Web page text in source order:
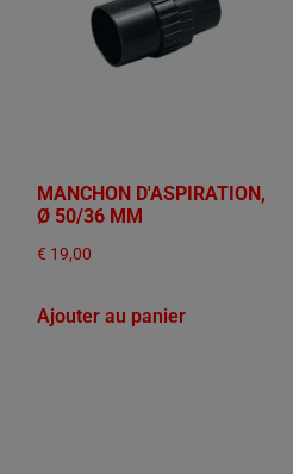
MANCHON D'ASPIRATION,
Ø 50/36 MM
€ 19,00
Ajouter au panier